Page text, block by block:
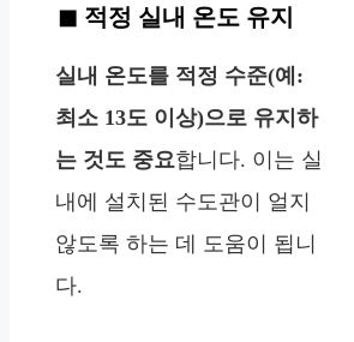
적정 실내 온도 유지
실내 온도를 적정 수준(예:
최소 13도 이상)으로 유지하
는 것도 중요합니다. 이는 실
내에 설치된 수도관이 얼지
않도록 하는 데 도움이 됩니
다.